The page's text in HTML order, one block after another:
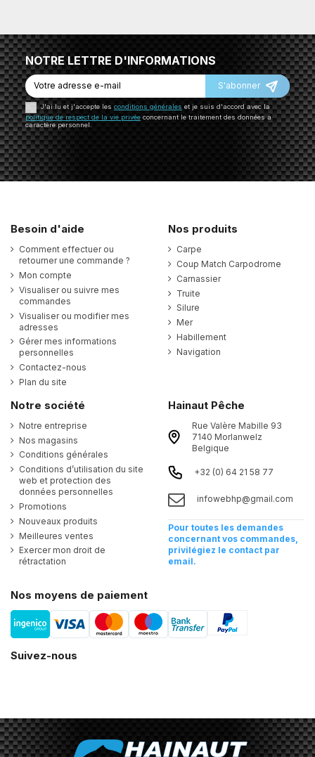
NOTRE LETTRE D'INFORMATIONS
S'abonner
J'ai lu et j'accepte les conditions générales et je suis d'accord avec la
politique de respect de la vie privéeconcernant le traitement des données à
caractère personnel.
Besoin d'aide
Comment effectuer ou
retourner une commande ?
Mon compte
Visualiser ou suivre mes
commandes
Visualiser ou modifier mes
adresses
Gérer mes informations
personnelles
Contactez-nous
Plan du site
Nos produits
Carpe
Coup Match Carpodrome
Carnassier
Truite
Silure
Mer
Habillement
Navigation
Notre société
Notre entreprise
Nos magasins
Conditions générales
Conditions d’utilisation du site
web et protection des
données personnelles
Promotions
Nouveaux produits
Meilleures ventes
Exercer mon droit de
rétractation
Hainaut Pêche
Rue Valère Mabille 93
7140 Morlanwelz
Belgique
+32 (0) 64 21 58 77
infowebhp@gmail.com
Pour toutes les demandes
concernant vos commandes,
privilégiez le contact par
email.
Nos moyens de paiement
Suivez-nous